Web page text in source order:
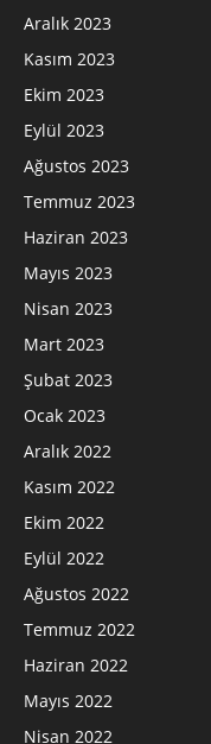
Aralık 2023
Kasım 2023
Ekim 2023
Eylül 2023
Ağustos 2023
Temmuz 2023
Haziran 2023
Mayıs 2023
Nisan 2023
Mart 2023
Şubat 2023
Ocak 2023
Aralık 2022
Kasım 2022
Ekim 2022
Eylül 2022
Ağustos 2022
Temmuz 2022
Haziran 2022
Mayıs 2022
Nisan 2022